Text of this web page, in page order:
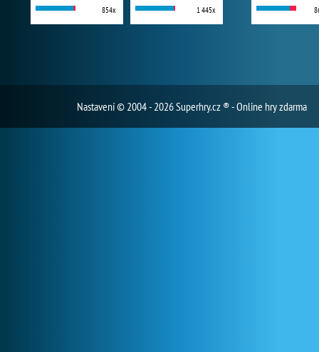
854x 1 445x
Nastavení© 2004 - 2026 Superhry.cz ® - Online hry zdarma